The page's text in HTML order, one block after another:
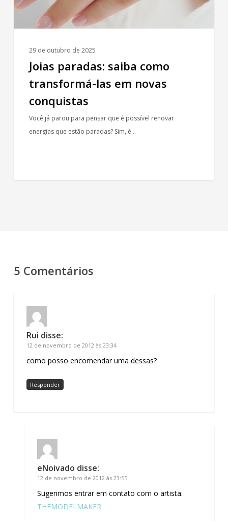
conquistas
29 de outubro de 2025
Joias paradas: saiba como
transformá-las em novas
conquistas
Você já parou para pensar que é possível renovar
energias que estão paradas? Sim, é…
5 Comentários
Rui disse:
12 de novembro de 2012 às 23:34
como posso encomendar uma dessas?
Responder
eNoivado disse:
12 de novembro de 2012 às 23:55
Sugerimos entrar em contato com o artista:
THEMODELMAKER